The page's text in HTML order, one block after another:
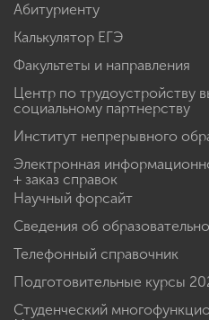
Абитуриенту
Калькулятор ЕГЭ
Факультеты и направления
Центр по трудоустройству
социальному партнерству
Институт непрерывного
Электронная
+ заказ справок
Научный форсайт
Сведения об
Телефонный справочник
Подготовительные курсы
Студенческий